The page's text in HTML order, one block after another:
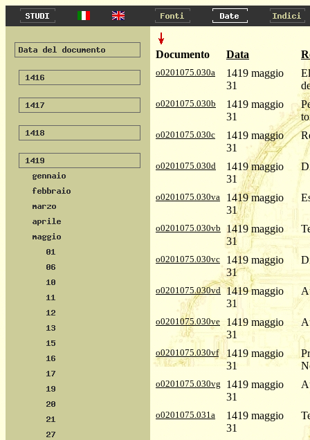
Documento Data
o0201075.030a
1419 maggio
31
o0201075.030b
1419 maggio
31
o0201075.030c
1419 maggio
31
o0201075.030d
1419 maggio
31
o0201075.030va
1419 maggio
31
o0201075.030vb
1419 maggio
31
o0201075.030vc
1419 maggio
31
o0201075.030vd 1419 maggio
31
o0201075.030ve
1419 maggio
31
o0201075.030vf
1419 maggio
31
o0201075.030vg
1419 maggio
31
o0201075.031a
1419 maggio
31